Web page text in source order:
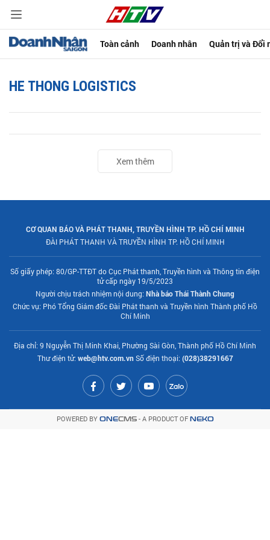
Toàn cảnh Doanh nhân Quản trị và Đổi
HE THONG LOGISTICS
Xem thêm
CƠ QUAN BÁO VÀ PHÁT THANH, TRUYỀN HÌNH TP. HỒ CHÍ MINH
ĐÀI PHÁT THANH VÀ TRUYỀN HÌNH TP. HỒ CHÍ MINH
Số giấy phép: 80/GP-TTĐT do Cục Phát thanh, Truyền hình và Thông tin điện
tử cấp ngày 19/5/2023
Người chịu trách nhiệm nội dung: Nhà báo Thái Thành Chung
Chức vụ: Phó Tổng Giám đốc Đài Phát thanh và Truyền hình Thành phố Hồ
Chí Minh
Địa chỉ: 9 Nguyễn Thị Minh Khai, Phường Sài Gòn, Thành phố Hồ Chí Minh
Thư điện tử: web@htv.com.vnSố điện thoại: (028)38291667
POWERED BY ONECMS- A PRODUCT OF NEKO